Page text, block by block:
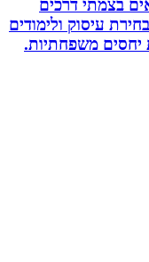
דרכים
עיסוק ולימודים
משפחתיות.